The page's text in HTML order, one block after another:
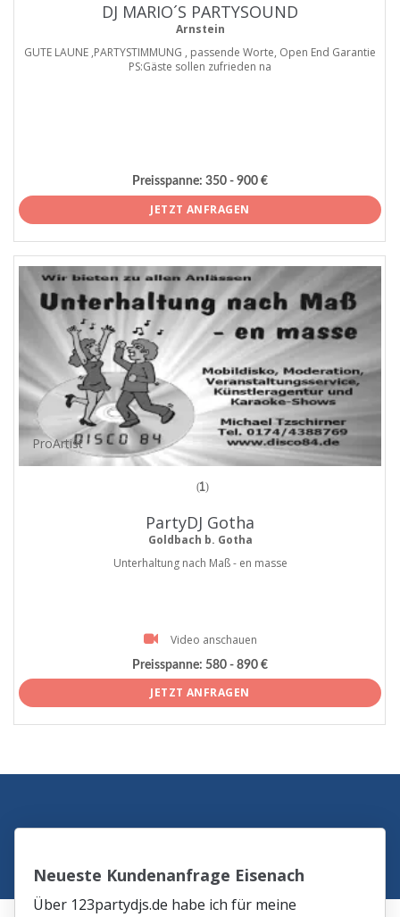
DJ MARIO´S PARTYSOUND
Arnstein
GUTE LAUNE ,PARTYSTIMMUNG , passende Worte, Open End Garantie
PS:Gäste sollen zufrieden na
Preisspanne: 350 - 900 €
JETZT ANFRAGEN
ProArtist
(1)
PartyDJ Gotha
Goldbach b. Gotha
Unterhaltung nach Maß - en masse
Video anschauen
Preisspanne: 580 - 890 €
JETZT ANFRAGEN
Neueste Kundenanfrage Eisenach
Über 123partydjs.de habe ich für meine